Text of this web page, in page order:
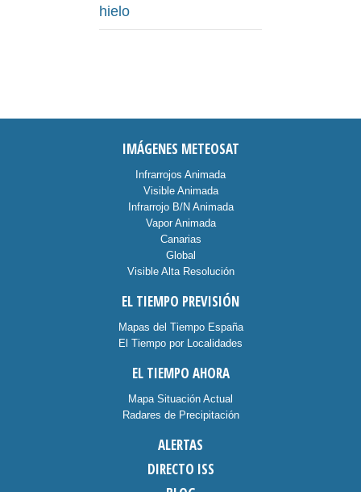
hielo
IMÁGENES METEOSAT
Infrarrojos Animada
Visible Animada
Infrarrojo B/N Animada
Vapor Animada
Canarias
Global
Visible Alta Resolución
EL TIEMPO PREVISIÓN
Mapas del Tiempo España
El Tiempo por Localidades
EL TIEMPO AHORA
Mapa Situación Actual
Radares de Precipitación
ALERTAS
DIRECTO ISS